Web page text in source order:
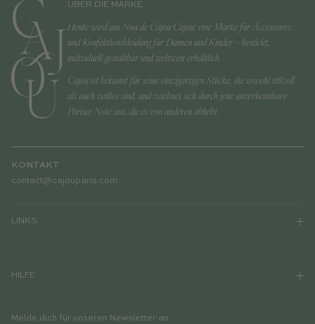
ÜBER DIE MARKE
Heute wird aus Noa de Cajou Cajou: eine Marke für Accessoires
und Konfektionskleidung für Damen und Kinder – bestickt,
individuell gestaltbar und weltweit erhältlich.
Cajou ist bekannt für seine einzigartigen Stücke, die sowohl stilvoll
als auch zeitlos sind, und zeichnet sich durch jene unverkennbare
Pariser Note aus, die es von anderen abhebt.
KONTAKT
contact@cajouparis.com
LINKS
HILFE
Melde dich für unseren Newsletter an